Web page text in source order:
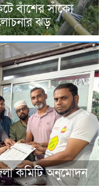
বাঁশের সাঁকো
ঝড়
কমিটি অনুমোদন